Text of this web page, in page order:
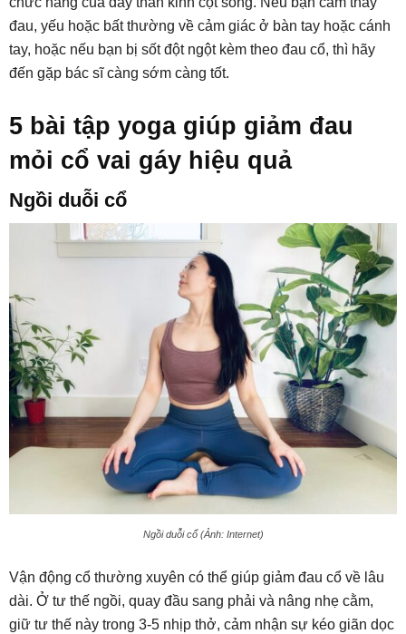
đau, yếu hoặc bất thường về cảm giác ở bàn tay hoặc cánh
tay, hoặc nếu bạn bị sốt đột ngột kèm theo đau cổ, thì hãy
đến gặp bác sĩ càng sớm càng tốt.
5 bài tập yoga giúp giảm đau
mỏi cổ vai gáy hiệu quả
Ngồi duỗi cổ
Ngồi duỗi cổ (Ảnh: Internet)
Vận động cổ thường xuyên có thể giúp giảm đau cổ về lâu
dài. Ở tư thế ngồi, quay đầu sang phải và nâng nhẹ cằm,
giữ tư thế này trong 3-5 nhịp thở, cảm nhận sự kéo giãn dọc